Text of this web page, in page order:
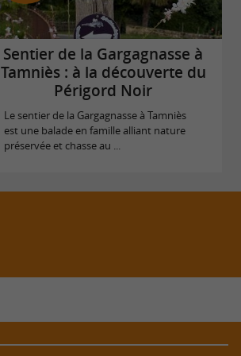
Sentier de la Gargagnasse à
Tamniès : à la découverte du
Périgord Noir
Le sentier de la Gargagnasse à Tamniès
est une balade en famille alliant nature
préservée et chasse au ...